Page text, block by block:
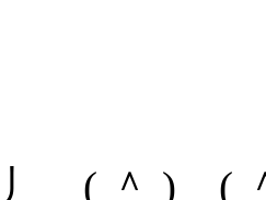
丿 ( ＾ ) (